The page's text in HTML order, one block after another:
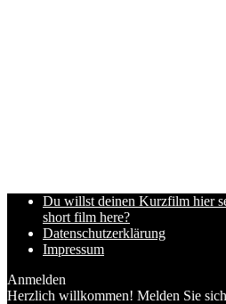
Du willst deinen Kurzfilm hier
short film here?
Datenschutzerklärung
Impressum
Anmelden
Herzlich willkommen! Melden Sie